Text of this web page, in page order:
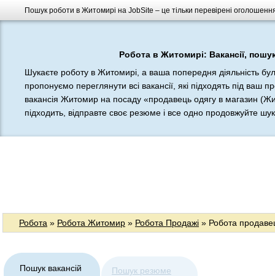
Пошук роботи в Житомирі на JobSite – це тільки перевірені
Робота в Житомирі: Вакансії,
Шукаєте роботу в Житомирі, а ваша попередня діяльність
пропонуємо переглянути всі вакансії, які підходять під ваш
вакансія Житомир на посаду «продавець одягу в магазин
підходить, відправте своє резюме і все одно продовжуйте
Робота » Робота Житомир » Робота Продажі » Робота
Пошук вакансій Пошук резюме